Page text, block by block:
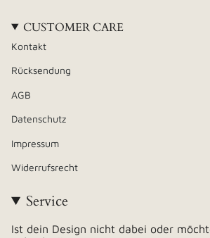
CUSTOMER CARE
Kontakt
Rücksendung
AGB
Datenschutz
Impressum
Widerrufsrecht
Service
Ist dein Design nicht dabei oder